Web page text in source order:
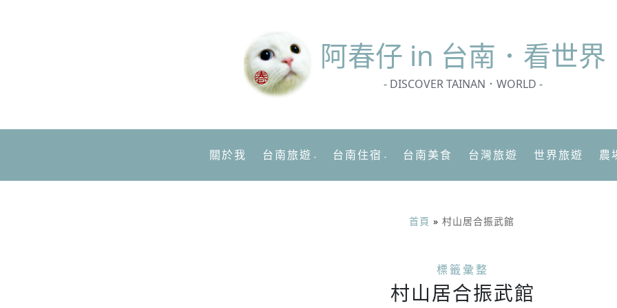
阿春仔 in 台南．看世界
- DISCOVER TAINAN．WORLD -
關於我 台南旅遊 台南住宿 台南美食 台灣旅遊 世界旅遊 農
首頁 » 村山居合振武館
標籤彙整
村山居合振武館